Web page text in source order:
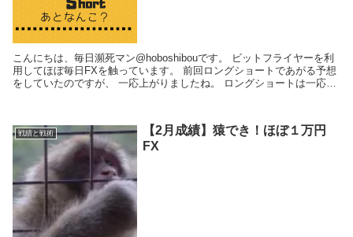
こんにちは、毎日瀕死マン@hoboshibouです。 ビットフライヤーを利
用してほぼ毎日FXを触っています。 前回ロングショートであがる予想
をしていたのですが、 一応上がりましたね。 ロングショートは一応あ
戦績と戦術
【2月成績】猿でき！ほぼ１万円
FX